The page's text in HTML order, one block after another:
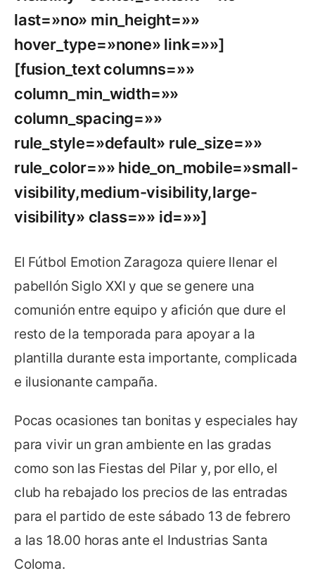
last=»no» min_height=»»
hover_type=»none» link=»»]
[fusion_text columns=»»
column_min_width=»»
column_spacing=»»
rule_style=»default» rule_size=»»
rule_color=»» hide_on_mobile=»small-
visibility,medium-visibility,large-
visibility» class=»» id=»»]
El Fútbol Emotion Zaragoza quiere llenar el
pabellón Siglo XXI y que se genere una
comunión entre equipo y afición que dure el
resto de la temporada para apoyar a la
plantilla durante esta importante, complicada
e ilusionante campaña.
Pocas ocasiones tan bonitas y especiales hay
para vivir un gran ambiente en las gradas
como son las Fiestas del Pilar y, por ello, el
club ha rebajado los precios de las entradas
para el partido de este sábado 13 de febrero
a las 18.00 horas ante el Industrias Santa
Coloma.